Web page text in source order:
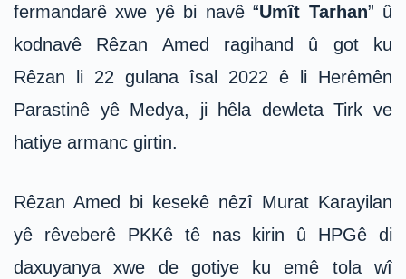
fermandarê xwe yê bi navê “Umît Tarhan” û
kodnavê Rêzan Amed ragihand û got ku
Rêzan li 22 gulana îsal 2022 ê li Herêmên
Parastinê yê Medya, ji hêla dewleta Tirk ve
hatiye armanc girtin.
Rêzan Amed bi kesekê nêzî Murat Karayilan
yê rêveberê PKKê tê nas kirin û HPGê di
daxuyanya xwe de gotiye ku emê tola wî